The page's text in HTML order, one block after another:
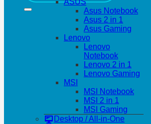
ASUS
Asus Notebook
Asus 2 in 1
Asus Gaming
Lenovo
Lenovo
Notebook
Lenovo 2 in 1
Lenovo Gaming
MSI
MSI Notebook
MSI 2 in 1
MSI Gaming
Desktop / All-in-One